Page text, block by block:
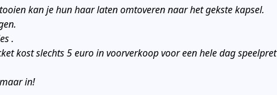
kan je hun haar laten omtoveren naar het gekste kapsel.
.
kost slechts 5 euro in voorverkoop voor een hele dag speelpret
in!